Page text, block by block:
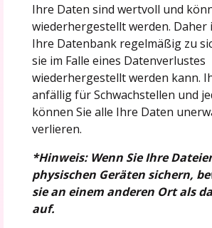
Ihre Daten sind wertvoll und
wiederhergestellt werden. Daher
Ihre Datenbank regelmäßig zu
sie im Falle eines Datenverlustes
wiederhergestellt werden kann.
anfällig für Schwachstellen und
können Sie alle Ihre Daten
verlieren.
*Hinweis: Wenn Sie Ihre
physischen Geräten sichern,
sie an einem anderen Ort als
auf.